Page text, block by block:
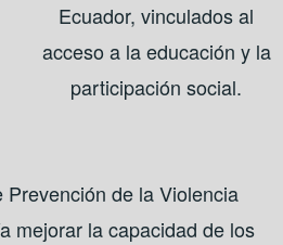
Ecuador, vinculados al
acceso a la educación y la
participación social.
de la Violencia
mejorar la capacidad de los